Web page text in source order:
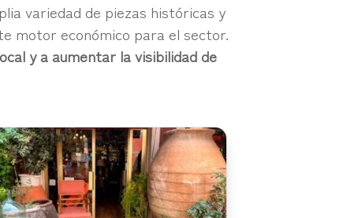
variedad de piezas históricas y
motor económico para el sector.
y a aumentar la visibilidad de